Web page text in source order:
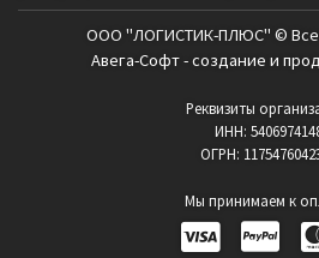
ООО "ЛОГИСТИК-ПЛЮС" © Все
Авега-Софт - создание и
Реквизиты
ИНН:
ОГРН:
Мы принимаем к